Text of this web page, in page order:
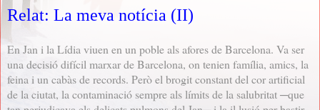
Relat: La meva notícia (II)
En Jan i la Lídia viuen en un poble als afores de Barcelona. Va ser
una decisió difícil marxar de Barcelona, on tenien família, amics, la
feina i un cabàs de records. Però el brogit constant del cor artificial
de la ciutat, la contaminació sempre als límits de la salubritat ─que